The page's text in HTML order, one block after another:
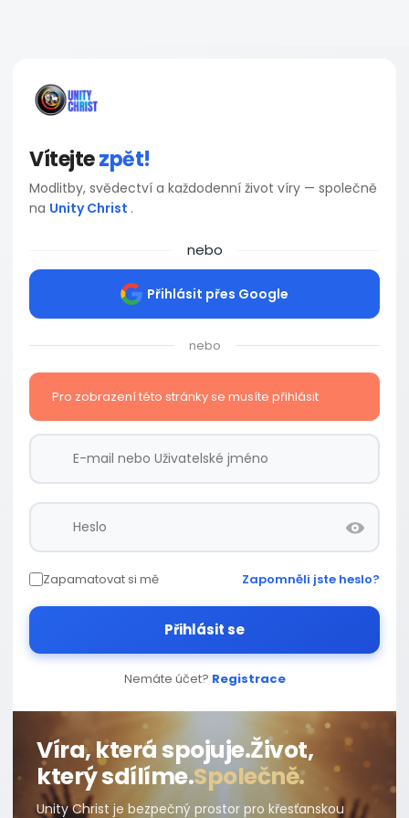
Vítejtezpět!
Modlitby, svědectví a každodenní život víry — společně
na Unity Christ .
nebo
Přihlásit přes Google
nebo
Pro zobrazení této stránky se musíte přihlásit
Zapamatovat si mě Zapomněli jste heslo?
Přihlásit se
Nemáte účet? Registrace
Víra, která spojuje.Život,
který sdílíme.Společně.
Unity Christ je bezpečný prostor pro křesťanskou